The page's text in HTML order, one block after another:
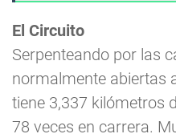
El Circuito
Serpenteando por las
normalmente abiertas
tiene 3,337 kilómetros
78 veces en carrera.